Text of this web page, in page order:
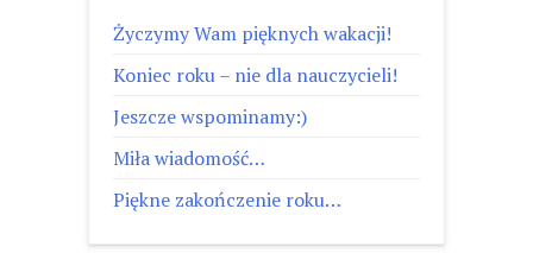
Życzymy Wam pięknych wakacji!
Koniec roku – nie dla nauczycieli!
Jeszcze wspominamy:)
Miła wiadomość…
Piękne zakończenie roku…